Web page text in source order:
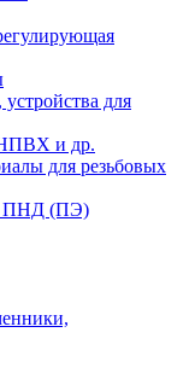
для
и др.
для резьбовых
ПНД (ПЭ)